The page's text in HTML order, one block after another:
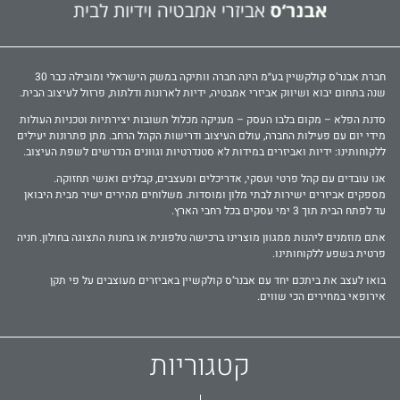
חברת אבנר‘ס קולקשיין בע״מ הינה חברה וותיקה במשק הישראלי ומובילה כבר 30
שנה בתחום יבוא ושיווק אביזרי אמבטיה, ידיות לארונות ודלתות, פרזול לעיצוב הבית.
סדנת הפלא – מקום בלבו העסק – מעניקה מכלול תשובות יצירתיות וטכניות העולות
מידי יום עם פעילות החברה, עולם העיצוב ודרישות הקהל הרחב. מתן פתרונות יעילים
ללקוחותינו: ידיות ואביזרים במידות לא סטנדרטיות וגוונים הנדרשים לשפת העיצוב.
אנו עובדים עם קהל פרטי ועסקי, אדריכלים ומעצבים, קבלנים ואנשי תחזוקה.
מספקים אביזרים ישירות לבתי מלון ומוסדות. משלוחים מהירים ישיר מבית היבואן
עד לפתח הבית תוך 3 ימי עסקים בכל רחבי הארץ.
אתם מוזמנים ליהנות ממגוון מוצרינו ברכישה טלפונית או בחנות התצוגה בחולון. חניה
פרטית בשפע ללקוחותינו.
בואו לעצב את ביתכם יחד עם אבנר‘ס קולקשיין באביזרים מעוצבים על פי תקן
אירופאי במחירים הכי שווים.
קטגוריות